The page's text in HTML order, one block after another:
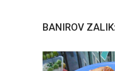
BANIROV